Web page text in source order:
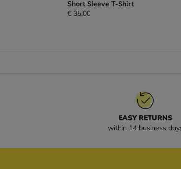
Short Sleeve T-Shirt
€ 35,00
EASY RETURNS
within 14 business